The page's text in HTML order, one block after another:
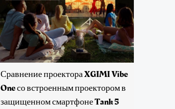
Сравнение проектора XGIMI Vibe
One со встроенным проектором в
защищенном смартфоне Tank 5